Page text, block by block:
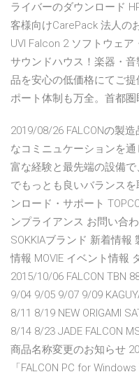
ライバーのダウンロード
客様向けCarePack 法人の
UVI Falcon 2 ソフトウェ
サウンドハウス！楽器・
品を安心の低価格にてご
ポート体制も万全。首都圏
2019/08/26 FALCONの製
なコミニュケーションを
富な経験と最先端の設備
でもっとも良いバランス
ンロード・サポート
ンプライアンス お問い合
SOKKIAブランド 新着情報
情報 MOVIE イベント情報
2015/10/06 FALCON TBN
9/04 9/05 9/07 9/09
8/11 8/19 NEW ORIGAMI
8/14 8/23 JADE FALCON
商品名称変更のお知らせ
「FALCON PC for